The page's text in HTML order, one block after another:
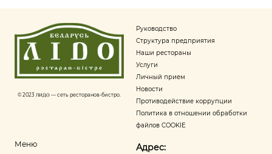
© 2023 ЛИДО — сеть ресторанов-бистро.
Меню
Руководство
Структура предприятия
Наши рестораны
Услуги
Личный прием
Новости
Противодействие коррупции
Политика в отношении обработки
файлов COOKIE
Адрес: